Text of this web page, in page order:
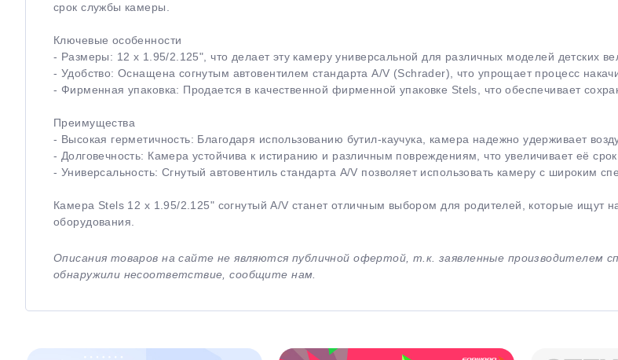
срок службы камеры.
Ключевые особенности
- Размеры: 12 x 1.95/2.125ʺ, что делает эту камеру универсальной для различных моделей детских
- Удобство: Оснащена согнутым автовентилем стандарта A/V (Schrader), что упрощает процесс
- Фирменная упаковка: Продается в качественной фирменной упаковке Stels, что обеспечивает
Преимущества
- Высокая герметичность: Благодаря использованию бутил-каучука, камера надежно удерживает
- Долговечность: Камера устойчива к истиранию и различным повреждениям, что увеличивает её срок
- Универсальность: Сгнутый автовентиль стандарта A/V позволяет использовать камеру с широким
Камера Stels 12 x 1.95/2.125ʺ согнутый A/V станет отличным выбором для родителей, которые ищут
оборудования.
Описания товаров на сайте не являются публичной офертой, т.к. заявленные
обнаружили несоответствие, сообщите нам.
раз в